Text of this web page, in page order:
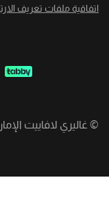
اتفاقية ملفات تعريف
© غاليري لافاييت